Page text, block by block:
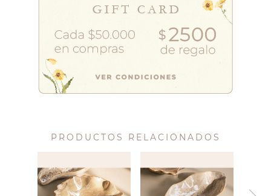
PRODUCTOS RELACIONADOS